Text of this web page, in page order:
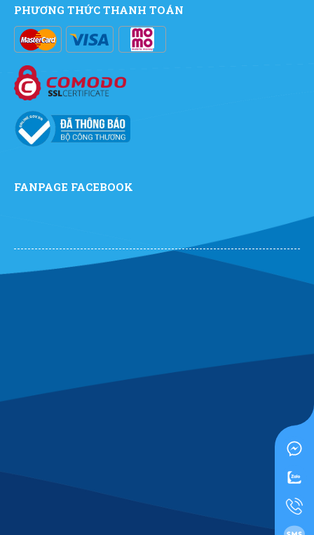
PHƯƠNG THỨC THANH TOÁN
FANPAGE FACEBOOK